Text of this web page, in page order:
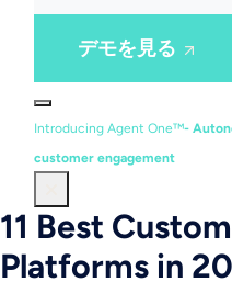
デモを見る
Introducing Agent One™-
customer engagement
11 Best
Platforms in